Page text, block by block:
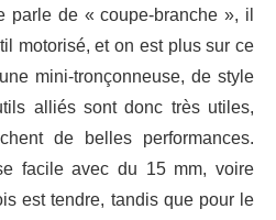
parle de « coupe-branche », il
motorisé, et on est plus sur ce
mini-tronçonneuse, de style
alliés sont donc très utiles,
de belles performances.
facile avec du 15 mm, voire
est tendre, tandis que pour le